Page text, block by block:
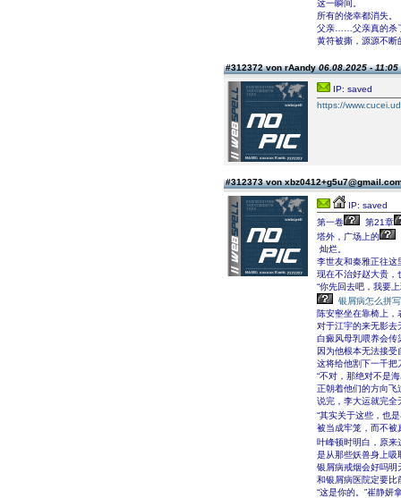
这一瞬间。
所有的侥幸都消失。
父亲……父亲真的杀
黄符被撕，源源不断
#312372 von rAandy06.08.2025 - 11:05
IP: saved
https://
#312373 von
IP: saved
第一卷
第21章
塔外，广场上的
灿烂。
李世友和秦雅正往这
现在不治好赵大贵，
“你先回去吧，我要
银屑病怎么拼写
陈安壑坐在靠椅上，
对于江宇的来无影去
白癜风母乳喂养会传
因为他根本无法接
这将给他割下一千把
“不对，那绝对不是
正朝着他们的方向飞
说完，李大运就完全
“其实关于这些，也
被当成牢笼，而不被
叶峰顿时明白，原来
是从那些妖兽身上吸
银屑病戒烟会好吗明
和银屑病医院定要比
“这是你的。”崔静妍